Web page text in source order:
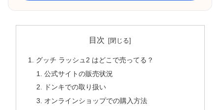
目次
グッチ ラッシュ2 はどこで売ってる？
公式サイトの販売状況
ドンキでの取り扱い
オンラインショップでの購入方法